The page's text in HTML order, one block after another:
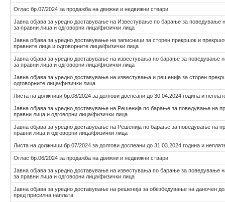
Оглас бр.07/2024 за продажба на движни и недвижни ствари
Јавна објава за уредно доставување на Известување по барање за поведување
за правни лица и одговорни лица/физички лица
Јавна објава за уредно доставување на записници за сторен прекршок и
правните лица и одговорните лица/физички лица
Јавна објава за уредно доставување на известувања по барање за поведување
за правни лица и одговорни лица/физички лица
Јавна објава за уредно доставување на известувања и решенија за сторен
одговорните лица/физички лица
Листа на должници бр.08/2024 за долгови доспеани до 30.04.2024 година и
Јавна објава за уредно доставување на Решенија по барање за поведување на
правни лица и одговорни лица/физички лица
Јавна објава за уредно доставување на Решенија по барање за поведување на
правни лица и одговорни лица/физички лица
Листа на должници бр.07/2024 за долгови доспеани до 31.03.2024 година и
Оглас бр.06/2024 за продажба на движни и недвижни ствари
Јавна објава за уредно доставување на известувања по барање за поведување
за правни лица и одговорни лица/физички лица
Јавна објава за уредно доставување на решенија за обезбедување на даночен
пред присилна наплата